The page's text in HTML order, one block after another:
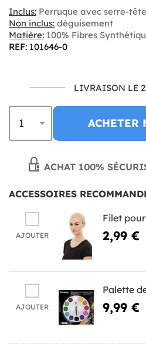
Inclus: Perruque avec serre-tête
Non inclus: déguisement
Matière: 100% Fibres
REF: 101646-0
LIVRAISON LE
ACHETER
ACHAT 100%
ACCESSOIRES
AJOUTER
Filet
2,99 €
AJOUTER
Palette
9,99 €